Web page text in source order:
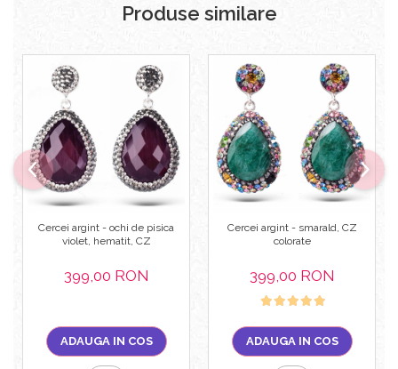
Produse similare
Cercei argint - ochi de pisica
violet, hematit, CZ
399,00 RON
ADAUGA IN COS
Cercei argint - smarald, CZ
colorate
399,00 RON
ADAUGA IN COS